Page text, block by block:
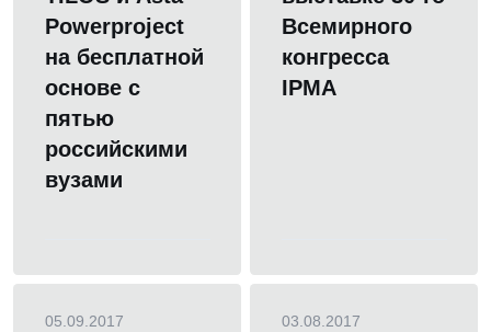
Powerproject
на бесплатной
основе с
пятью
российскими
вузами
Всемирного
конгресса
IPMA
05.09.2017 03.08.2017